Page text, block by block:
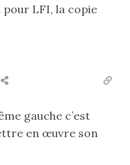
LFI, la copie
gauche c’est
en œuvre son